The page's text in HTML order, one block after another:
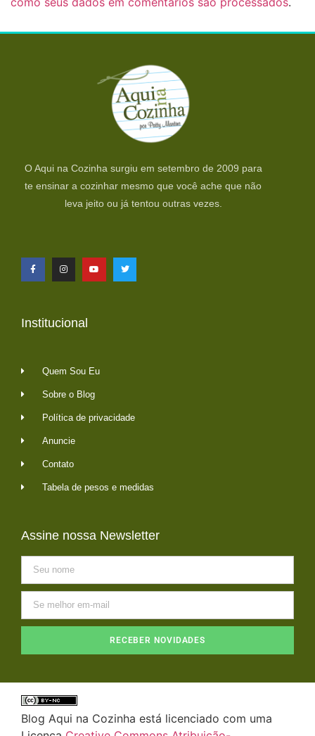
O Aqui na Cozinha surgiu em setembro de 2009 para
te ensinar a cozinhar mesmo que você ache que não
leva jeito ou já tentou outras vezes.
Institucional
Quem Sou Eu
Sobre o Blog
Política de privacidade
Anuncie
Contato
Tabela de pesos e medidas
Assine nossa Newsletter
RECEBER NOVIDADES
Blog Aqui na Cozinha está licenciado com uma